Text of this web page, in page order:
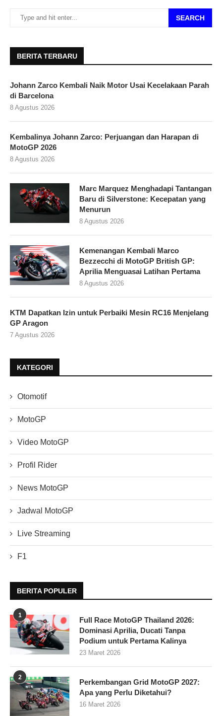
SEARCH
BERITA TERBARU
Johann Zarco Kembali Naik Motor Usai Kecelakaan Parah
di Barcelona
8 Agustus 2026
Kembalinya Johann Zarco: Perjuangan dan Harapan di
MotoGP 2026
8 Agustus 2026
Marc Marquez Menghadapi Tantangan
Baru di Silverstone: Kecepatan yang
Menurun
8 Agustus 2026
Kemenangan Kembali Marco
Bezzecchi di MotoGP British GP:
Aprilia Menguasai Latihan Pertama
8 Agustus 2026
KTM Dapatkan Izin untuk Perbaiki Mesin RC16 Menjelang
GP Aragon
7 Agustus 2026
KATEGORI
Otomotif
MotoGP
Video MotoGP
Profil Rider
News MotoGP
Jadwal MotoGP
Live Streaming
F1
BERITA POPULER
1
Full Race MotoGP Thailand 2026:
Dominasi Aprilia, Ducati Tanpa
Podium untuk Pertama Kalinya
23 Maret 2026
2
Perkembangan Grid MotoGP 2027:
Apa yang Perlu Diketahui?
16 Maret 2026